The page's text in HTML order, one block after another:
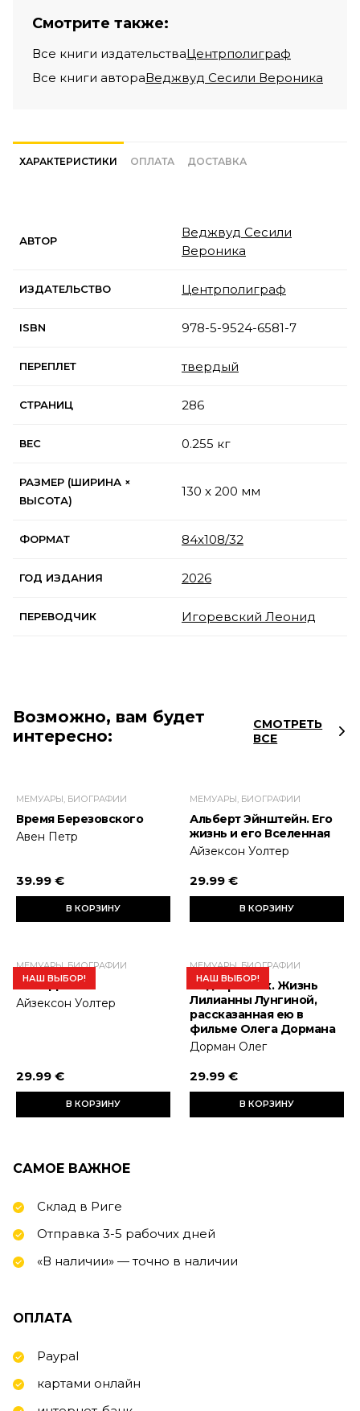
Смотрите также:
Все книги издательстваЦентрполиграф
Все книги автораВеджвуд Сесили Вероника
ХАРАКТЕРИСТИКИ ОПЛАТА ДОСТАВКА
АВТОР
Веджвуд Сесили
Вероника
ИЗДАТЕЛЬСТВО Центрполиграф
ISBN 978-5-9524-6581-7
ПЕРЕПЛЕТ твердый
СТРАНИЦ 286
ВЕС 0.255 кг
РАЗМЕР (ШИРИНА ×
ВЫСОТА)
130 x 200 мм
ФОРМАТ 84x108/32
ГОД ИЗДАНИЯ 2026
ПЕРЕВОДЧИК Игоревский Леонид
Возможно, вам будет
интересно:
СМОТРЕТЬ
ВСЕ
МЕМУАРЫ, БИОГРАФИИ
Время Березовского
Авен Петр
39.99 €
В КОРЗИНУ
МЕМУАРЫ, БИОГРАФИИ
Альберт Эйнштейн. Его
жизнь и его Вселенная
Айзексон Уолтер
29.99 €
В КОРЗИНУ
НАШ ВЫБОР!
МЕМУАРЫ, БИОГРАФИИ
Стив Джобс
Айзексон Уолтер
29.99 €
В КОРЗИНУ
НАШ ВЫБОР!
МЕМУАРЫ, БИОГРАФИИ
Подстрочник. Жизнь
Лилианны Лунгиной,
рассказанная ею в
фильме Олега Дормана
Дорман Олег
29.99 €
В КОРЗИНУ
САМОЕ ВАЖНОЕ
Склад в Риге
Отправка 3-5 рабочих дней
«В наличии» — точно в наличии
ОПЛАТА
Paypal
картами онлайн